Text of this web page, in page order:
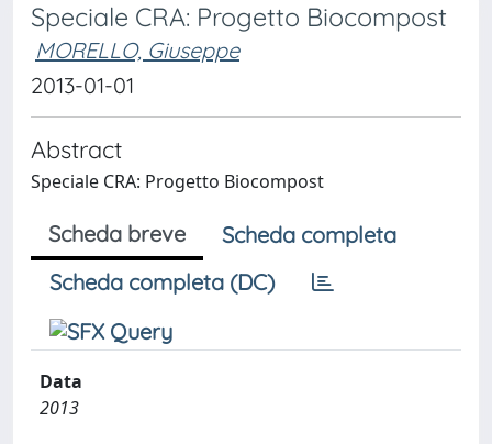
Speciale CRA: Progetto Biocompost
MORELLO, Giuseppe
2013-01-01
Abstract
Speciale CRA: Progetto Biocompost
Scheda breve
Scheda completa
Scheda completa (DC)
Data
2013